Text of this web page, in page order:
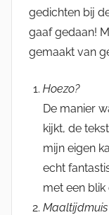
gedichten bij
gaaf gedaan!
gemaakt van
Hoezo?
De manier
kijkt, de
mijn eigen
echt
met een blik
Maaltijdmuis